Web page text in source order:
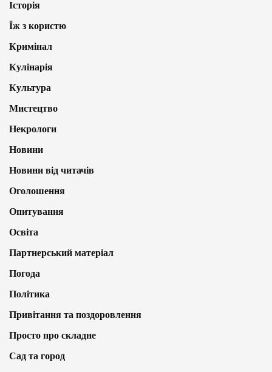
Історія
Їж з користю
Кримінал
Кулінарія
Культура
Мистецтво
Некрологи
Новини
Новини від читачів
Оголошення
Опитування
Освіта
Партнерський матеріал
Погода
Політика
Привітання та поздоровлення
Просто про складне
Сад та город